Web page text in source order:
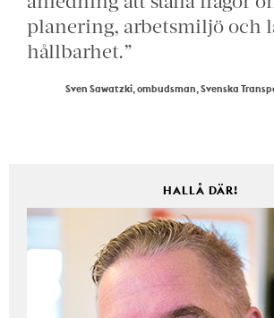
planering, arbetsmiljö och
hållbarhet.”
Sven Sawatzki, ombudsman, Svenska
HALLÅ DÄR!